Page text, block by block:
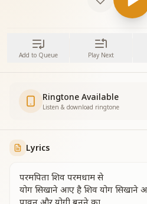
Add to Queue Play Next
Ringtone Available
Listen & download ringtone
Lyrics
परमपिता शिव परमधाम से
योग सिखाने आए है शिव योग सिखाने
पावन और योगी बनने का